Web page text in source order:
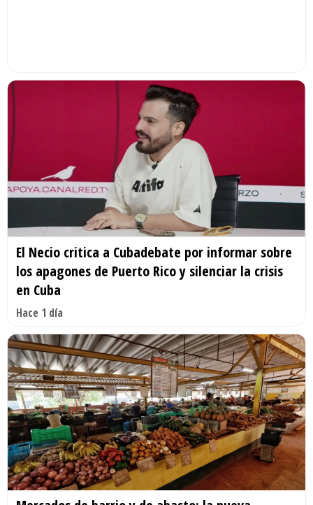
El Necio critica a Cubadebate por informar sobre
los apagones de Puerto Rico y silenciar la crisis
en Cuba
Hace 1 día